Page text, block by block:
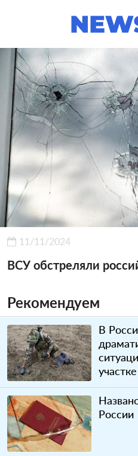
11/11/2024
ВСУ обстреляли
Рекомендуем
В
участке
России